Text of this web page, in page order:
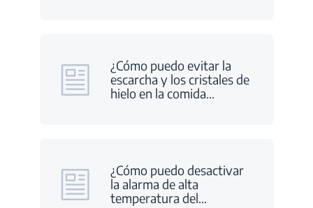
¿Cómo puedo evitar la
escarcha y los cristales de
hielo en la comida…
¿Cómo puedo desactivar
la alarma de alta
temperatura del…